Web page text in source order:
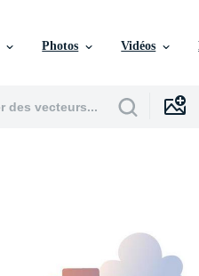
Photos Vidéos